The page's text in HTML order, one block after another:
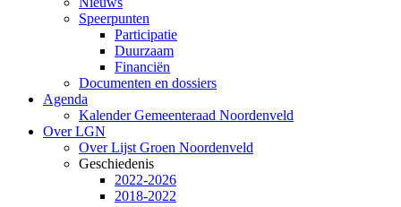
Speerpunten
Participatie
Duurzaam
Financiën
Documenten en dossiers
Agenda
Kalender Gemeenteraad Noordenveld
Over LGN
Over Lijst Groen Noordenveld
Geschiedenis
2022-2026
2018-2022